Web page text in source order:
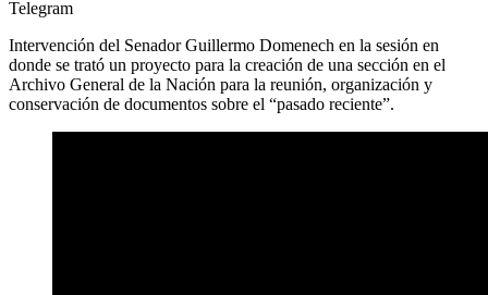
Telegram
Intervención del Senador Guillermo Domenech en la sesión en
donde se trató un proyecto para la creación de una sección en el
Archivo General de la Nación para la reunión, organización y
conservación de documentos sobre el “pasado reciente”.